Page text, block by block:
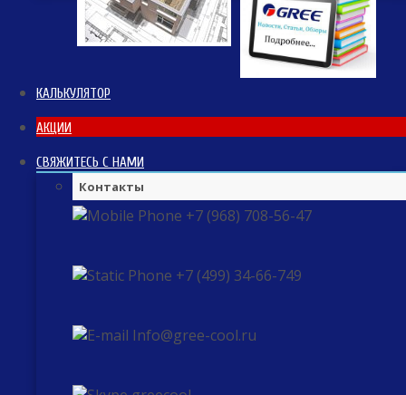
КАЛЬКУЛЯТОР
АКЦИИ
СВЯЖИТЕСЬ С НАМИ
Контакты
+7 (968) 708-56-47
+7 (499) 34-66-749
Info@gree-cool.ru